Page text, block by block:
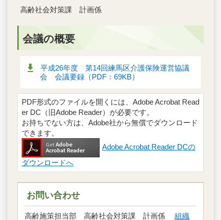
高齢社会対策課 計画係
会議の概要
平成26年度 第14回練馬区介護保険運営協議
会 会議要録（PDF：69KB）
PDF形式のファイルを開くには、Adobe Acrobat Read
er DC（旧Adobe Reader）が必要です。
お持ちでない方は、Adobe社から無償でダウンロード
できます。
Adobe Acrobat Reader DCの
ダウンロードへ
お問い合わせ
高齢施策担当部 高齢社会対策課 計画係 組織